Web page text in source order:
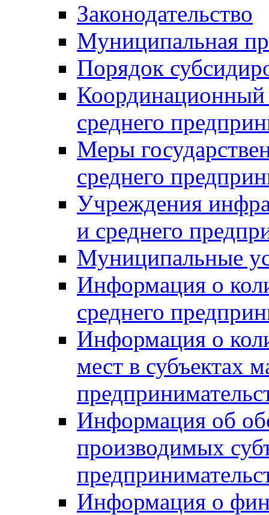
Законодательство
Муниципальная
Порядок
Координационный
среднего
Меры
среднего
Учреждения
и среднего
Муниципальные
Информация о
среднего
Информация о
мест в субъектах
Информация об
производимых
Информация о